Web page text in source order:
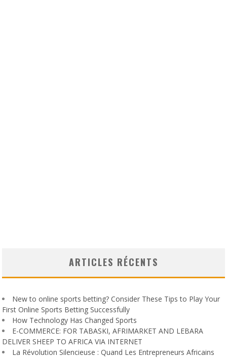
ARTICLES RÉCENTS
New to online sports betting? Consider These Tips to Play Your
First Online Sports Betting Successfully
How Technology Has Changed Sports
E-COMMERCE: FOR TABASKI, AFRIMARKET AND LEBARA
DELIVER SHEEP TO AFRICA VIA INTERNET
La Révolution Silencieuse : Quand Les Entrepreneurs Africains